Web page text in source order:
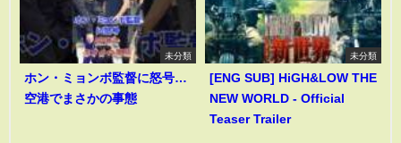
未分類
ホン・ミョンボ監督に怒号…
空港でまさかの事態
未分類
[ENG SUB] HiGH&LOW THE
NEW WORLD - Official
Teaser Trailer